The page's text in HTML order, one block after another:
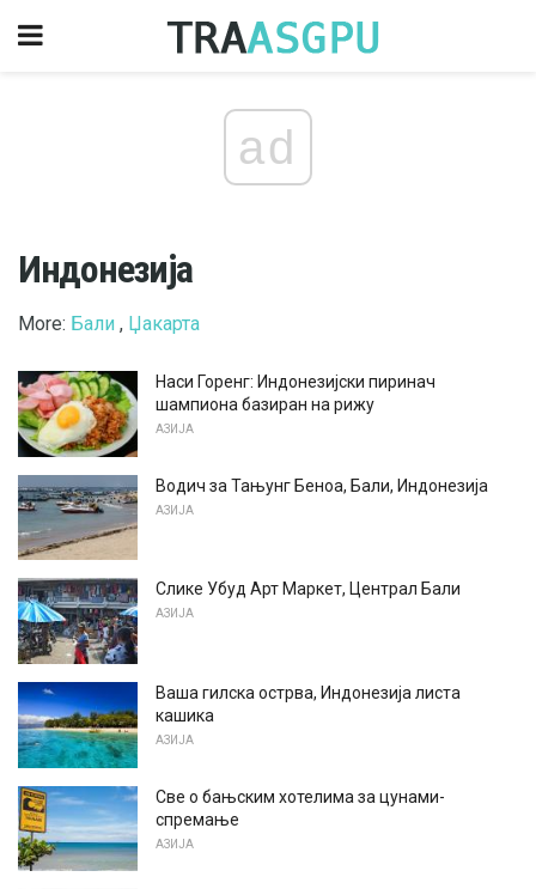
ad
Индонезија
More: Бали , Џакарта
Наси Горенг: Индонезијски пиринач
шампиона базиран на рижу
АЗИЈА
Водич за Тањунг Беноа, Бали, Индонезија
АЗИЈА
Слике Убуд Арт Маркет, Централ Бали
АЗИЈА
Ваша гилска острва, Индонезија листа
кашика
АЗИЈА
Све о бањским хотелима за цунами-
спремање
АЗИЈА